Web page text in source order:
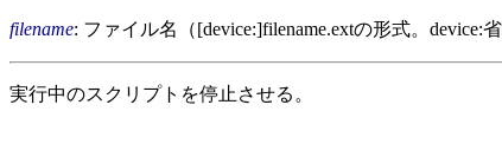
filename: ファイル名（[device:]filename.extの形式。device:
実行中のスクリプトを停止させる。